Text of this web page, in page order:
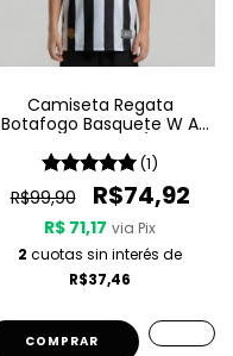
Camiseta Regata
Botafogo Basquete W A
Listrada (1)
R$99,90 R$74,92
R$ 71,17 via Pix
2 cuotas sin interés de
R$37,46
COMPRAR